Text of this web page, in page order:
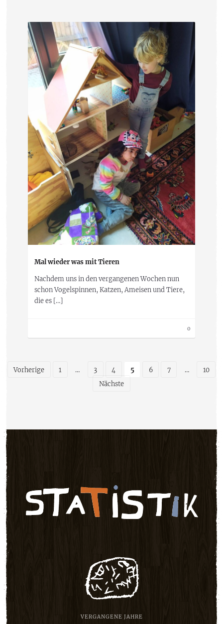
Mal wieder was mit Tieren
Nachdem uns in den vergangenen Wochen nun
schon Vogelspinnen, Katzen, Ameisen und Tiere,
die es […]
0
Vorherige 1 … 3 4 5 6 7 …
10
Nächste
VERGANGENE JAHRE